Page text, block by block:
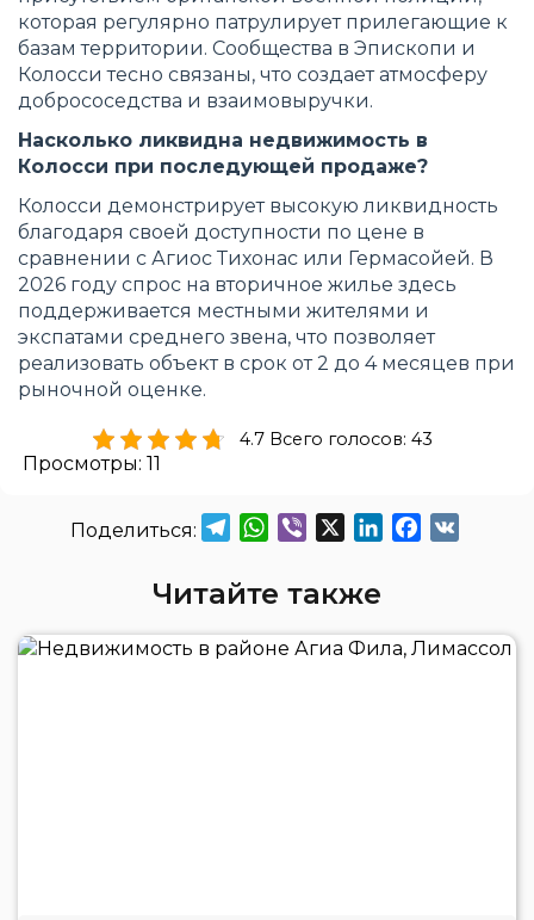
которая регулярно патрулирует прилегающие к
базам территории. Сообщества в Эпископи и
Колосси тесно связаны, что создает атмосферу
добрососедства и взаимовыручки.
Насколько ликвидна недвижимость в
Колосси при последующей продаже?
Колосси демонстрирует высокую ликвидность
благодаря своей доступности по цене в
сравнении с Агиос Тихонас или Гермасойей. В
2026 году спрос на вторичное жилье здесь
поддерживается местными жителями и
экспатами среднего звена, что позволяет
реализовать объект в срок от 2 до 4 месяцев при
рыночной оценке.
4.7 Всего голосов: 43
Просмотры: 11
TelegramWhatsApp
Viber LinkedInFacebook
Читайте также